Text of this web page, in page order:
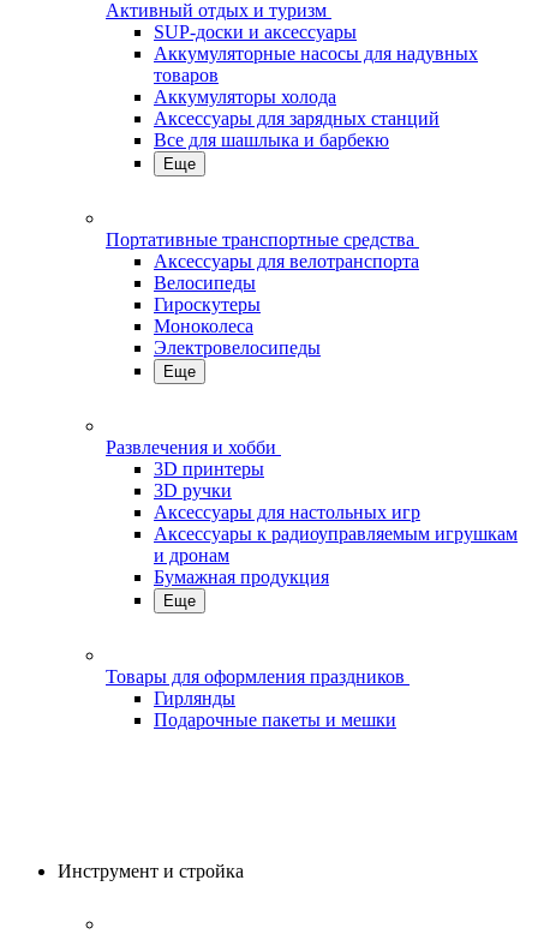
Активный отдых и туризм
SUP-доски и аксессуары
Аккумуляторные насосы для надувных
товаров
Аккумуляторы холода
Аксессуары для зарядных станций
Все для шашлыка и барбекю
Еще
Портативные транспортные средства
Аксессуары для велотранспорта
Велосипеды
Гироскутеры
Моноколеса
Электровелосипеды
Еще
Развлечения и хобби
3D принтеры
3D ручки
Аксессуары для настольных игр
Аксессуары к радиоуправляемым игрушкам
и дронам
Бумажная продукция
Еще
Товары для оформления праздников
Гирлянды
Подарочные пакеты и мешки
Инструмент и стройка